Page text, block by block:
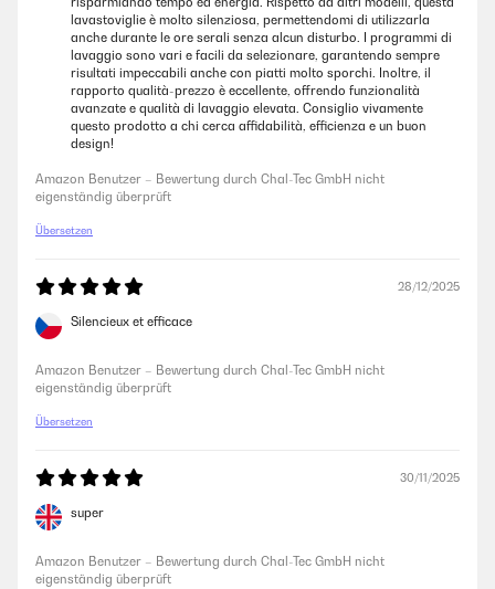
06/12/2025
Bin sehr zufrieden mit dem Geschirrspüler. Das Gerät ist leise, wäscht
sehr sauber und ist einfach zu bedienen. Die Optik in der Farbe schwarz
sieht elegant aus.
eigenständig überprüft
Macht seine Arbeit sehr gut, das Geschirr ist sauber und trocken, Alles
in Allem ein preiswerter Geschirrspüler!
Amazon Benutzer – Bewertung durch Chal-Tec GmbH nicht
in der Innengestaltung und im Gebrauch etwas anders gestaltet ist, als
unsere vorherige alte Maschine. Wir wollen und werden uns daran
gewöhnen.
eigenständig überprüft
lavastoviglie è molto silenziosa, permettendomi di utilizzarla
anche durante le ore serali senza alcun disturbo. I programmi di
lavaggio sono vari e facili da selezionare, garantendo sempre
risultati impeccabili anche con piatti molto sporchi. Inoltre, il
rapporto qualità-prezzo è eccellente, offrendo funzionalità
avanzate e qualità di lavaggio elevata. Consiglio vivamente
questo prodotto a chi cerca affidabilità, efficienza e un buon
design!
Amazon Benutzer – Bewertung durch Chal-Tec GmbH nicht
eigenständig überprüft
Übersetzen
28/12/2025
Silencieux et efficace
Amazon Benutzer – Bewertung durch Chal-Tec GmbH nicht
eigenständig überprüft
Übersetzen
30/11/2025
super
Amazon Benutzer – Bewertung durch Chal-Tec GmbH nicht
eigenständig überprüft